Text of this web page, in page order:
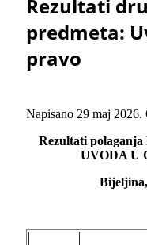
Rezultati
predmeta:
pravo
Napisano 29 maj 2026.
Rezultati
UVODA U